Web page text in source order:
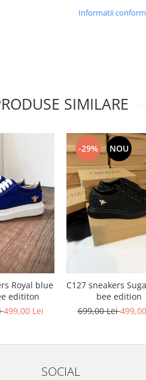
Informatii
SIMILARE
Royal blue
edititon
499,00 Lei
-29% NOU
C127 sneakers
bee edition
699,00 Lei
SOCIAL